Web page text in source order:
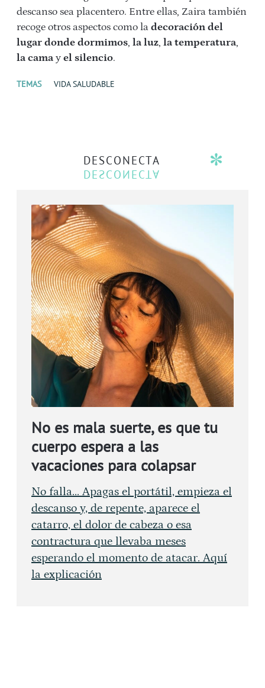
descanso sea placentero. Entre ellas, Zaira también
recoge otros aspectos como la decoración del
lugar donde dormimos, la luz, la temperatura,
la cama y el silencio.
TEMAS VIDA SALUDABLE
DESCONECTA
No es mala suerte, es que tu
cuerpo espera a las
vacaciones para colapsar
No falla... Apagas el portátil, empieza el
descanso y, de repente, aparece el
catarro, el dolor de cabeza o esa
contractura que llevaba meses
esperando el momento de atacar. Aquí
la explicación